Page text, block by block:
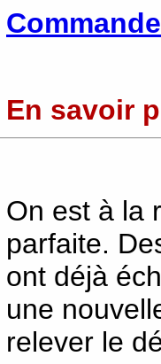
En savoir
On est à la
parfaite.
ont déjà
une
relever le